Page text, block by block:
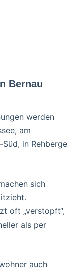
Bernau
werden
am
in Rehberge
sich
oft „verstopft“,
als per
auch